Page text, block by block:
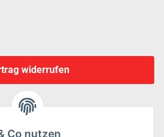
Co nutzen
widerrufen